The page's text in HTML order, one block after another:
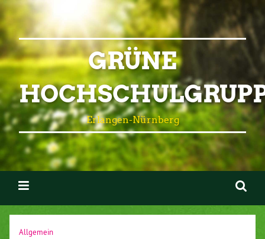
GRÜNE
Erlangen-Nürnberg
Allgemein